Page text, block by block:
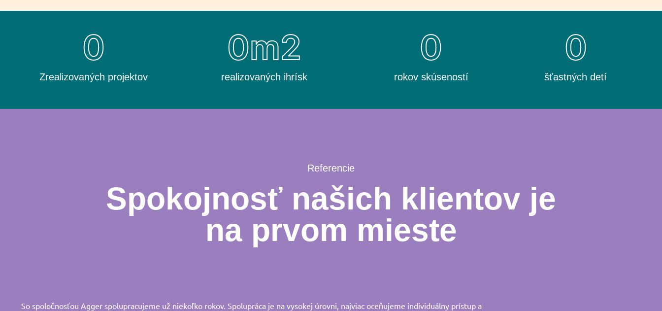
Zrealizovaných projektov
0
realizovaných ihrísk
0m2
rokov skúseností
0
šťastných detí
0
Referencie
Spokojnosť našich klientov je
na prvom mieste
So spoločnosťou Agger spolupracujeme už niekoľko rokov. Spolupráca je na vysokej úrovni, najviac oceňujeme individuálny prístup a